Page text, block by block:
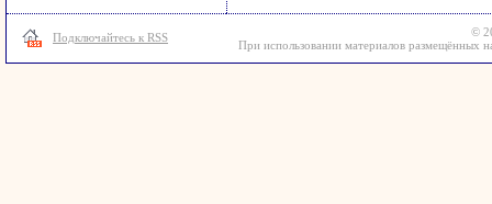
Подключайтесь к RSS
©
При использовании материалов размещённых